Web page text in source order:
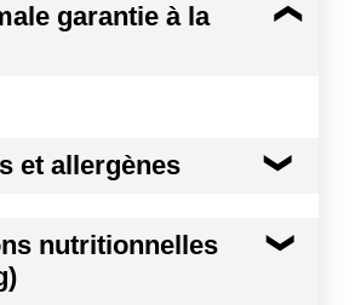
garantie à la
et allergènes
crumble [farine de BLÉ, dextrose,
arôme bacon 7%, épices 3%
arôme (fumée), saccharose, épice
nutritionnelles